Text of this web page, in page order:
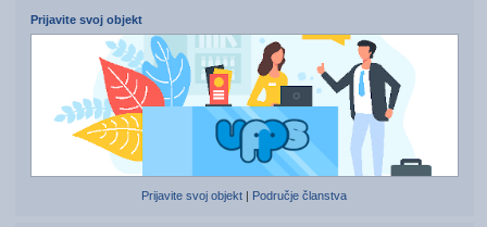
Prijavite svoj objekt
Prijavite svoj objekt Područje članstva